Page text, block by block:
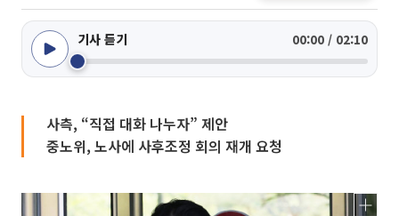
기사 듣기 00:00 / 02:10
사측, “직접 대화 나누자” 제안
중노위, 노사에 사후조정 회의 재개 요청